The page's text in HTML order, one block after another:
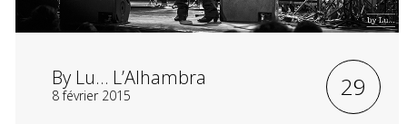
By Lu… L’Alhambra
8 février 2015 29